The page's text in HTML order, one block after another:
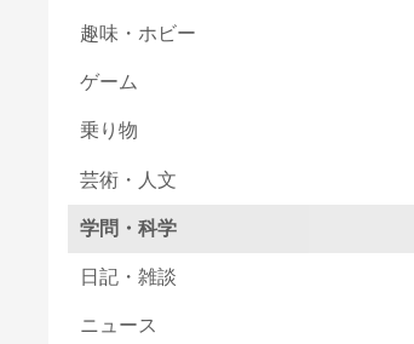
趣味・ホビー
ゲーム
乗り物
芸術・人文
学問・科学
日記・雑談
ニュース